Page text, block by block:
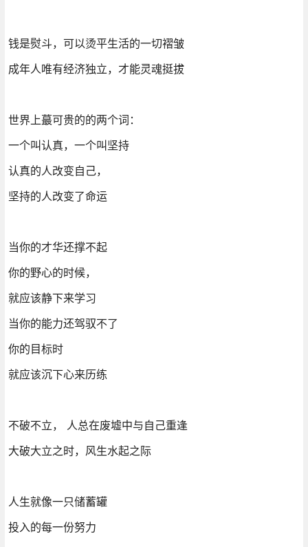
钱是熨斗，可以烫平生活的一切褶皱
成年人唯有经济独立，才能灵魂挺拔
世界上蕞可贵的的两个词：
一个叫认真，一个叫坚持
认真的人改变自己，
坚持的人改变了命运
当你的才华还撑不起
你的野心的时候，
就应该静下来学习
当你的能力还驾驭不了
你的目标时
就应该沉下心来历练
不破不立， 人总在废墟中与自己重逢
大破大立之时，风生水起之际
人生就像一只储蓄罐
投入的每一份努力